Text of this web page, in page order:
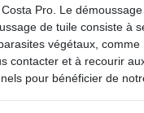
Pro. Le
de tuile consiste à
végétaux, comme
contacter et à recourir
pour bénéficier de